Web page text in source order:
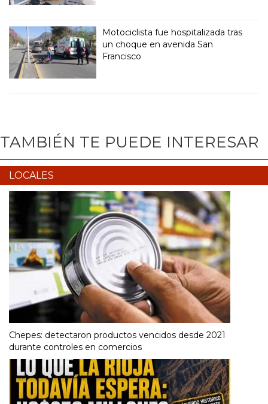
Motociclista fue hospitalizada tras
un choque en avenida San
Francisco
TAMBIÉN TE PUEDE INTERESAR
LOCALES
Chepes: detectaron productos vencidos desde 2021
durante controles en comercios